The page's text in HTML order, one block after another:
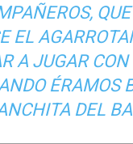
EL
A JUGAR CON
ÉRAMOS
DEL